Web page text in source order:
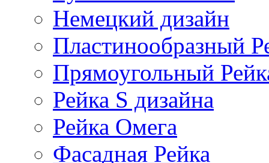
Немецкий дизайн
Пластинообразный
Прямоугольный
Рейка S дизайна
Рейка Омега
Фасадная Рейка